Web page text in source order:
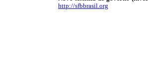
http://sfbbrasil.org